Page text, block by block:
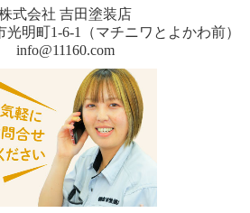
式会社 吉田塗装店
光明町1-6-1（マチニワとよかわ前）
info@11160.com